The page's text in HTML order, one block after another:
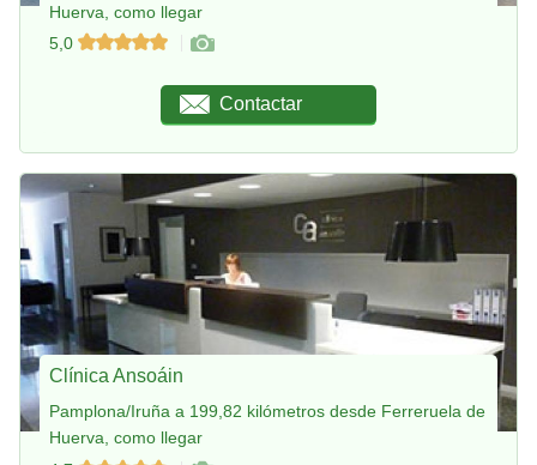
Huerva, como llegar
5,0
Contactar
Clínica Ansoáin
Pamplona/Iruña a 199,82 kilómetros desde Ferreruela de
Huerva, como llegar